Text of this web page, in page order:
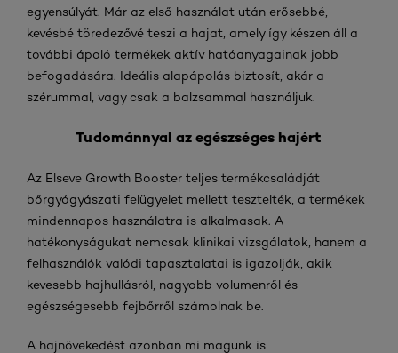
egyensúlyát. Már az első használat után erősebbé,
kevésbé töredezővé teszi a hajat, amely így készen áll a
további ápoló termékek aktív hatóanyagainak jobb
befogadására. Ideális alapápolás biztosít, akár a
szérummal, vagy csak a balzsammal használjuk.
Tudománnyal az egészséges hajért
Az Elseve Growth Booster teljes termékcsaládját
bőrgyógyászati felügyelet mellett tesztelték, a termékek
mindennapos használatra is alkalmasak. A
hatékonyságukat nemcsak klinikai vizsgálatok, hanem a
felhasználók valódi tapasztalatai is igazolják, akik
kevesebb hajhullásról, nagyobb volumenről és
egészségesebb fejbőrről számolnak be.
A hajnövekedést azonban mi magunk is